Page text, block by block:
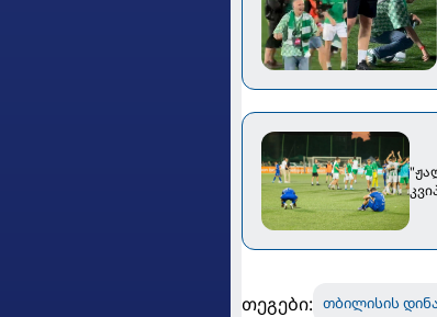
თეგები: თბილისის